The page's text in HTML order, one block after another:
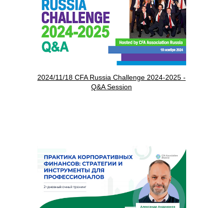
2024/11/18 CFA Russia Challenge 2024-2025 -
Q&A Session